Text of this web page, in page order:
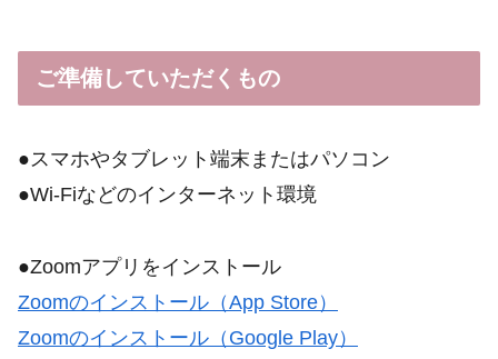
ご準備していただくもの
●スマホやタブレット端末またはパソコン
●Wi-Fiなどのインターネット環境
●Zoomアプリをインストール
Zoomのインストール（App Store）
Zoomのインストール（Google Play）